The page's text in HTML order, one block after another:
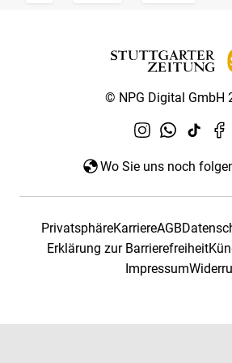
© NPG Digital GmbH
Wo Sie uns noch
PrivatsphäreKarriereAGB
Erklärung zur Barrierefreiheit
Impressum